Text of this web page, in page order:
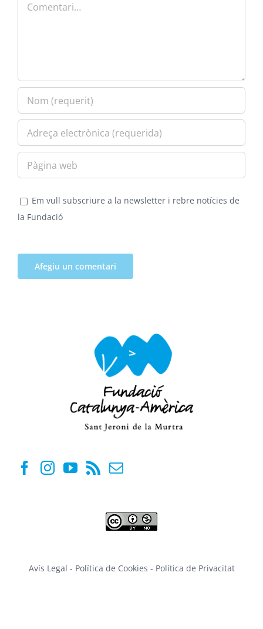
Em vull subscriure a la newsletter i rebre notícies de
la Fundació
Avís Legal - Política de Cookies - Política de Privacitat